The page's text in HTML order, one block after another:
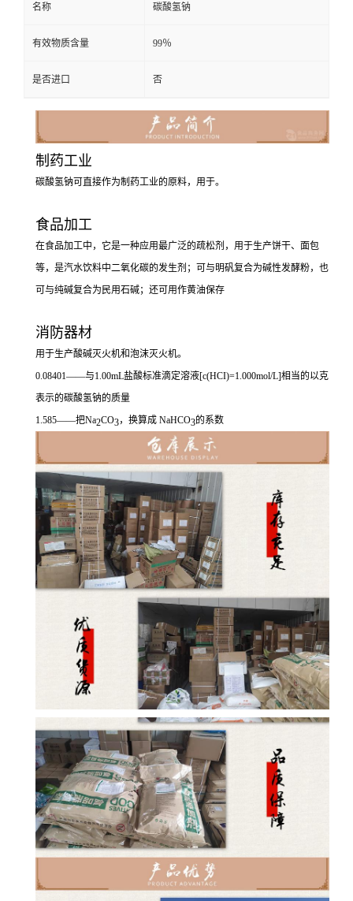
名称 碳酸氢钠
有效物质含量 99％
是否进口 否
制药工业
碳酸氢钠可直接作为制药工业的原料，用于。
食品加工
在食品加工中，它是一种应用最广泛的疏松剂，用于生产饼干、面包
等，是汽水饮料中二氧化碳的发生剂；可与明矾复合为碱性发酵粉，也
可与纯碱复合为民用石碱；还可用作黄油保存
消防器材
用于生产酸碱灭火机和泡沫灭火机。
0.08401——与1.00mL盐酸标准滴定溶液[c(HCI)=1.000mol/L]相当的以克
表示的碳酸氢钠的质量
1.585——把Na2CO3，换算成 NaHCO3的系数